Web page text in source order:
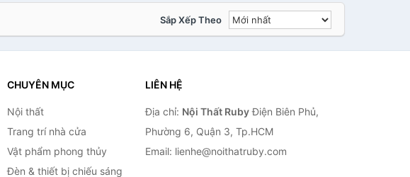
Sắp Xếp Theo
CHUYÊN MỤC
Nội thất
Trang trí nhà cửa
Vật phẩm phong thủy
Đèn & thiết bị chiếu sáng
LIÊN HỆ
Địa chỉ: Nội Thất RubyĐiện Biên Phủ,
Phường 6, Quận 3, Tp.HCM
Email: lienhe@noithatruby.com